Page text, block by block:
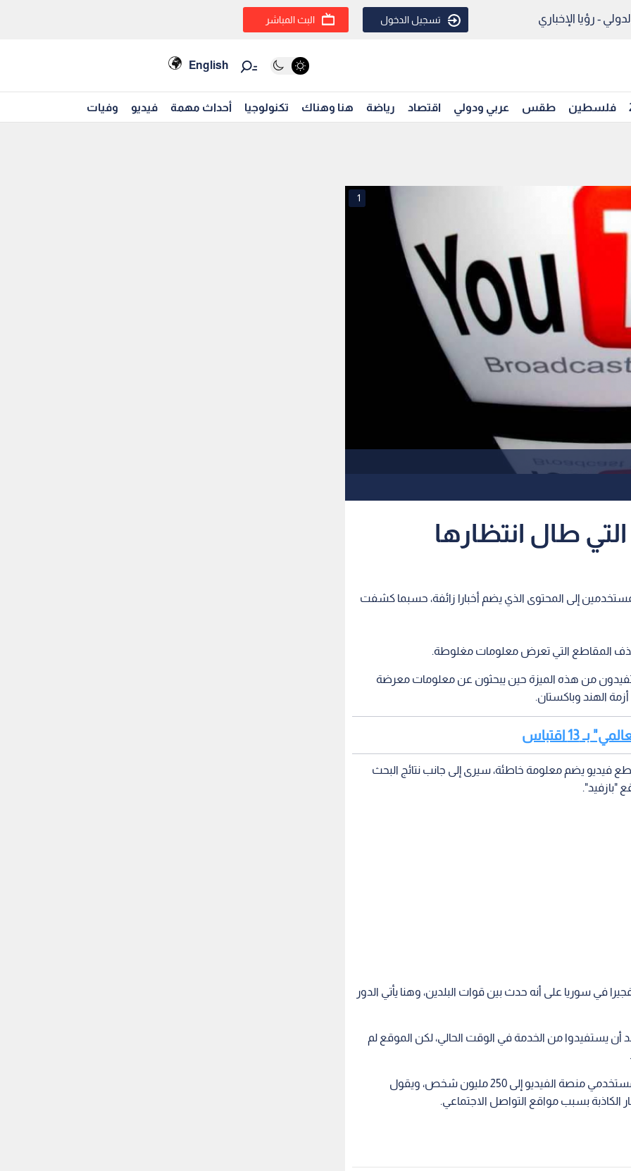
- رؤيا الإخباري تسجيل الدخول البث المباشر
English
فلسطين طقس عربي ودولي اقتصاد رياضة هنا وهناك تكنولوجيا أحداث مهمة فيديو وفيات
1
طال انتظارها
إلى المحتوى الذي يضم أخبارا زائفة، حسبما كشفت
المقاطع التي تعرض معلومات مغلوطة.
من هذه الميزة حين يبحثون عن معلومات معرضة
الهند وباكستان.
13 اقتباس
فيديو يضم معلومة خاطئة، سيرى إلى جانب نتائج البحث
"بازفيد".
في سوريا على أنه حدث بين قوات البلدين، وهنا يأتي الدور
يستفيدوا من الخدمة في الوقت الحالي، لكن الموقع لم
وتعد الهند سوقا مهمة لـ"يوتيوب"، حيث يصل عدد مستخدمي منصة الفيديو إلى 250 مليون شخص، ويقول
الكاذبة بسبب مواقع التواصل الاجتماعي.